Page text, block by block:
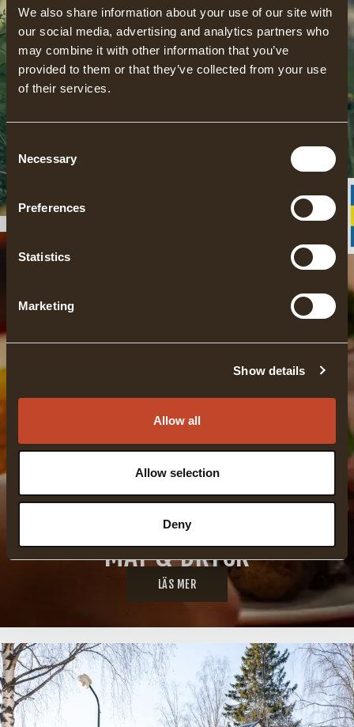
We also share information about your use of our site with
our social media, advertising and analytics partners who
may combine it with other information that you’ve
provided to them or that they’ve collected from your use
of their services.
Consent
Selection
Necessary
Preferences
Statistics
Marketing
Show details
Allow all
Allow selection
Deny
MAT & DRYCK
LÄS MER